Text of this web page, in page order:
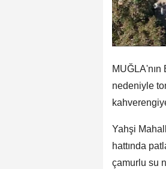
nedeniyle
Yahşi
hattında
çamurlu su